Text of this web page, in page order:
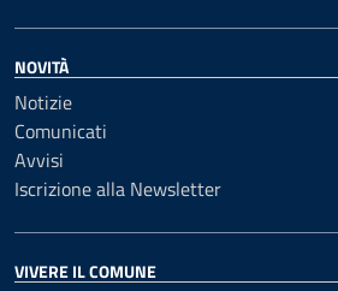
NOVITÀ
Notizie
Comunicati
Avvisi
Iscrizione alla Newsletter
VIVERE IL COMUNE